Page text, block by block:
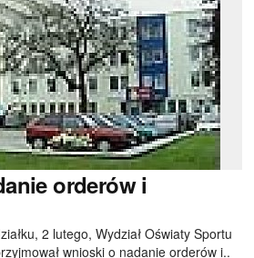
orderów i
2 lutego, Wydział Oświaty Sportu
wnioski o nadanie orderów i..